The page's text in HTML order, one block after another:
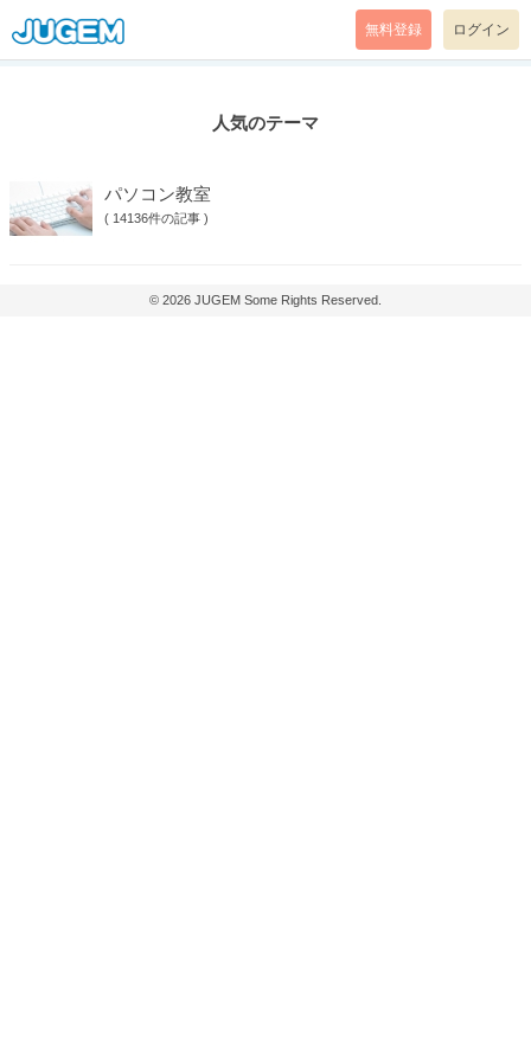
無料登録 ログイン
人気のテーマ
パソコン教室
( 14136件の記事 )
© 2026 JUGEM Some Rights Reserved.